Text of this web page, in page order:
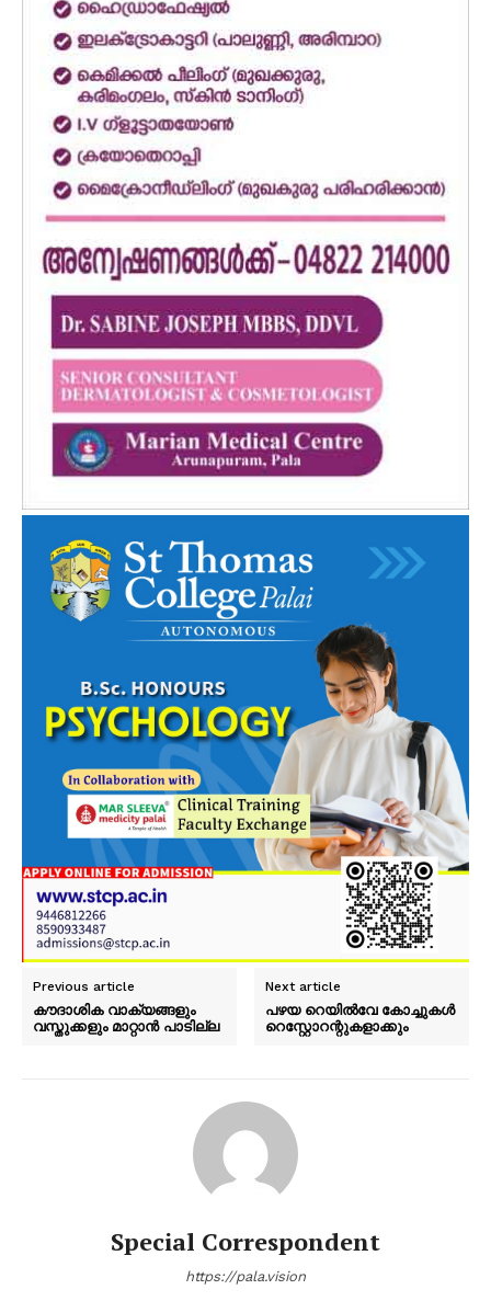
PALA VISION
Previous article
കൗദാശിക വാക്യങ്ങളും
വസ്തുക്കളും മാറ്റാൻ പാടില്ല
Next article
പഴയ റെയിൽവേ കോച്ചുകൾ
റെസ്റ്റോറന്റുകളാക്കും
Special Correspondent
https://pala.vision